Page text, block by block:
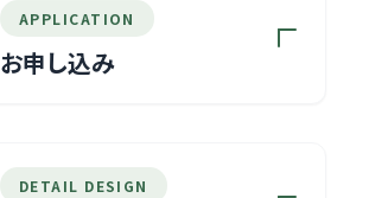
最適なラフプランのご提案と、概算の
お見積りをいたします。（TALOではラ
フプラン・お見積りまでは無料で行っ
APPLICATION
お申し込み
および概算お見積もりをご検討・ご確
DETAIL DESIGN